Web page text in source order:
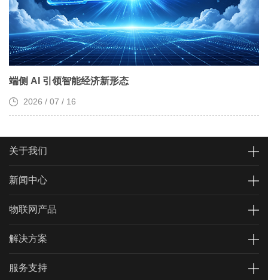
端侧 AI 引领智能经济新形态
2026 / 07 / 16
关于我们
新闻中心
物联网产品
解决方案
服务支持